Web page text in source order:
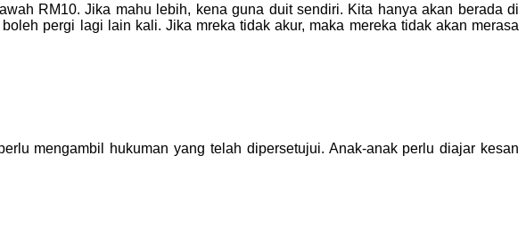
RM10. Jika mahu lebih, kena guna duit sendiri. Kita hanya akan berada di
pergi lagi lain kali. Jika mreka tidak akur, maka mereka tidak akan merasa
mengambil hukuman yang telah dipersetujui. Anak-anak perlu diajar kesan